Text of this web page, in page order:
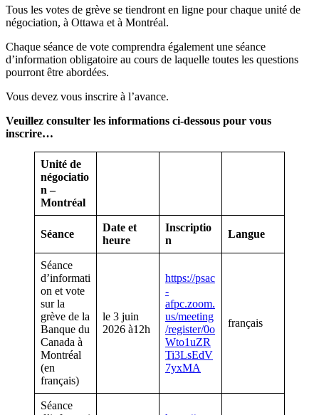
Tous les votes de grève se tiendront en ligne pour chaque unité de
négociation, à Ottawa et à Montréal.
Chaque séance de vote comprendra également une séance
d’information obligatoire au cours de laquelle toutes les questions
pourront être abordées.
Vous devez vous inscrire à l’avance.
Veuillez consulter les informations ci-dessous pour vous
inscrire…
Unité de
négociatio
n –
Montréal
Séance
Date et
heure
Inscriptio
n
Langue
Séance
d’informati
on et vote
sur la
grève de la
Banque du
Canada à
Montréal
(en
français)
le 3 juin
2026 à12h
https://psac
-
afpc.zoom.
us/meeting
/register/0o
Wto1uZR
Ti3LsEdV
7yxMA
français
Séance